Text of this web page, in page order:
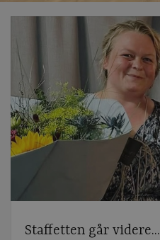
Staffetten går videre...